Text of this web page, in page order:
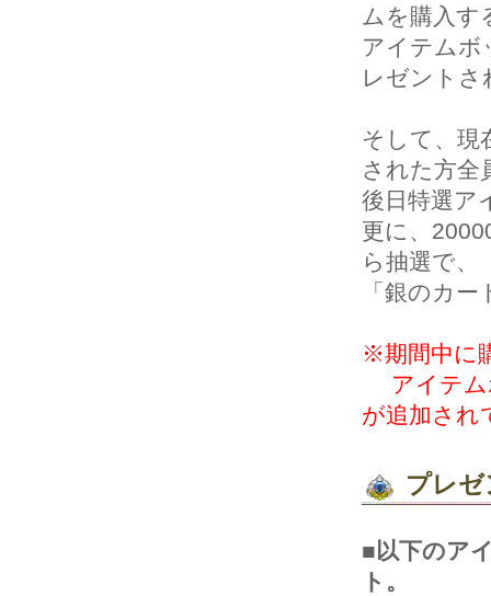
ムを購入す
アイテムボ
レゼントさ
そして、現
された方全
後日特選ア
更に、
ら抽選で、
「銀のカ
※期間中に
アイテム
が追加され
プレ
■以下のア
ト。